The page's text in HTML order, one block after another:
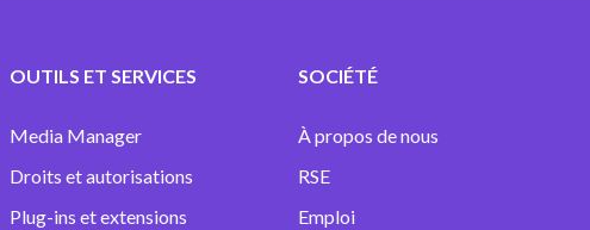
OUTILS ET SERVICES
Media Manager
Droits et autorisations
Plug-ins et extensions
SOCIÉTÉ
À propos de nous
RSE
Emploi